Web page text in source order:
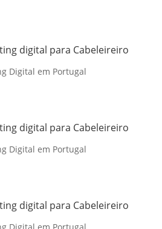
digital para Cabeleireiro
Digital em Portugal
digital para Cabeleireiro
Digital em Portugal
digital para Cabeleireiro